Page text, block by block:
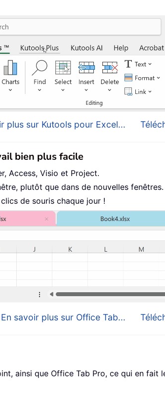
plus sur Kutools pour Excel...
bien plus facile
Access, Visio et Project.
plutôt que dans de nouvelles fenêtres.
de souris chaque jour !
En savoir plus sur Office Tab...
ainsi que Office Tab Pro, ce qui en fait